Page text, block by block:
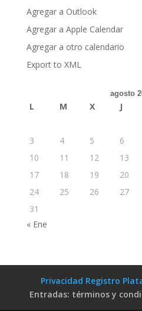
Agregar a Outlook
Agregar a Apple Calendar
Agregar a otro calendario
Export to XML
agosto
L M X J
3
4 5 6
10
11 12 13
17
18 19 20
24
25 26 27
31
« Ene
Privacidad Registro
Entradas: términos y